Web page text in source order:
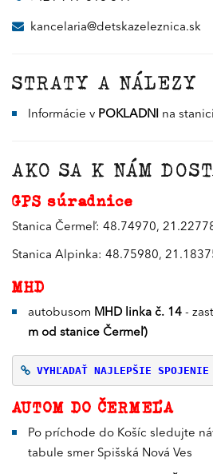
kancelaria@detskazeleznica.sk
STRATY A NÁLEZY
Informácie v POKLADNI na
AKO SA K NÁM
GPS súradnice
Stanica Čermeľ: 48.74970,
Stanica Alpinka: 48.75980,
MHD
autobusom MHD linka č. 14 -
m od stanice Čermeľ)
VYHĽADAŤ NAJLEPŠIE SPOJENIE
AUTOM DO ČERMEĽA
Po príchode do Košíc sledujte
tabule smer Spišská Nová Ves